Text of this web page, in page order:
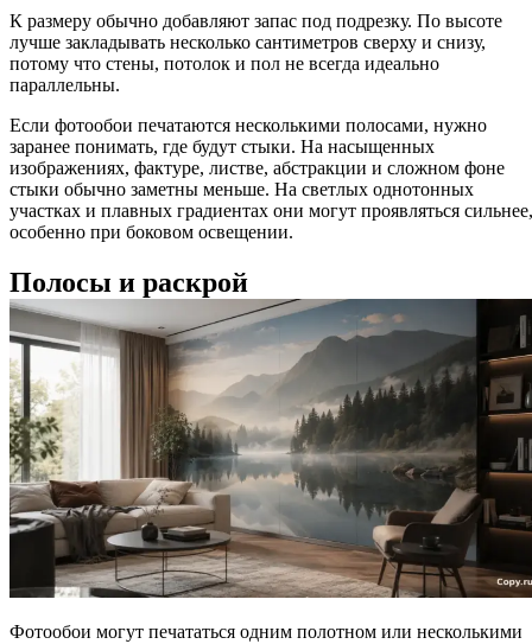
К размеру обычно добавляют запас под подрезку. По высоте
лучше закладывать несколько сантиметров сверху и снизу,
потому что стены, потолок и пол не всегда идеально
параллельны.
Если фотообои печатаются несколькими полосами, нужно
заранее понимать, где будут стыки. На насыщенных
изображениях, фактуре, листве, абстракции и сложном фоне
стыки обычно заметны меньше. На светлых однотонных
участках и плавных градиентах они могут проявляться сильнее,
особенно при боковом освещении.
Полосы и раскрой
Фотообои могут печататься одним полотном или несколькими